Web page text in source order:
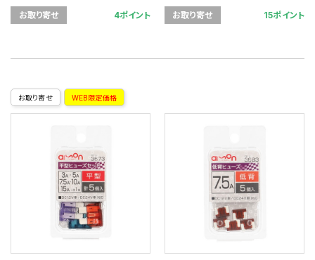
お取り寄せ 4ポイント お取り寄せ 15ポイント
お取り寄せ WEB限定価格